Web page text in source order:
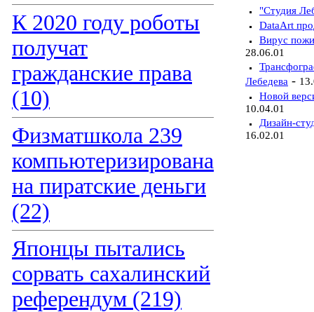
К 2020 году роботы
получат
гражданские права
(10)
Физматшкола 239
компьютеризирована
на пиратские деньги
(22)
Японцы пытались
сорвать сахалинский
референдум (219)
"Студия
DataArt
Вирус
28.06.01
Лебедева -
Новой
10.04.01
Дизайн-
16.02.01